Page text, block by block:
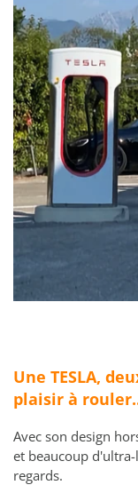
Une TESLA,
plaisir à
Avec son design
et beaucoup
regards.